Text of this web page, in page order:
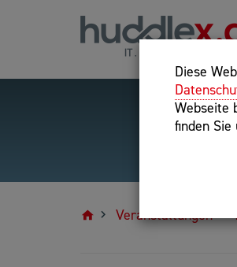
Diese
Webseite
finden Sie
Veranstaltungen